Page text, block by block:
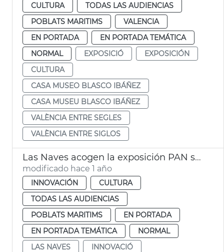
CULTURA
TODAS LAS AUDIENCIAS
POBLATS MARITIMS
VALENCIA
EN PORTADA
EN PORTADA TEMÁTICA
NORMAL
EXPOSICIÓ
EXPOSICIÓN
CULTURA
CASA MUSEO BLASCO IBÁÑEZ
CASA MUSEU BLASCO IBÁÑEZ
VALÈNCIA ENTRE SEGLES
VALÈNCIA ENTRE SIGLOS
Las Naves acogen la exposición PAN sobre alimentación infantil
modificado hace 1 año
INNOVACIÓN
CULTURA
TODAS LAS AUDIENCIAS
POBLATS MARITIMS
EN PORTADA
EN PORTADA TEMÁTICA
NORMAL
LAS NAVES
INNOVACIÓ